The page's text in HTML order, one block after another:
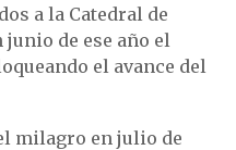
a la Catedral de
junio de ese año el
el avance del
milagro en julio de